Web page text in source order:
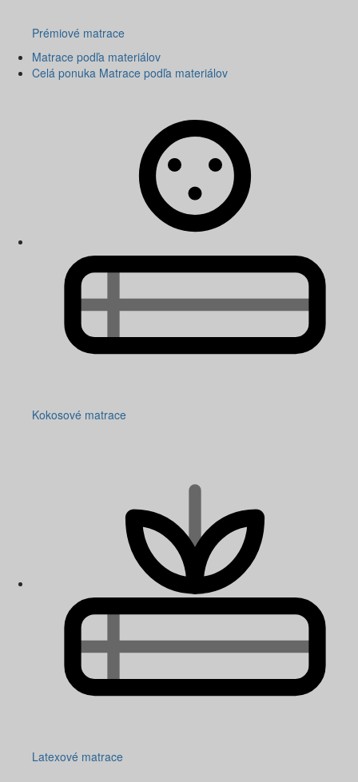
Prémiové matrace
Matrace podľa materiálov
Celá ponuka Matrace podľa materiálov
Kokosové matrace
Latexové matrace